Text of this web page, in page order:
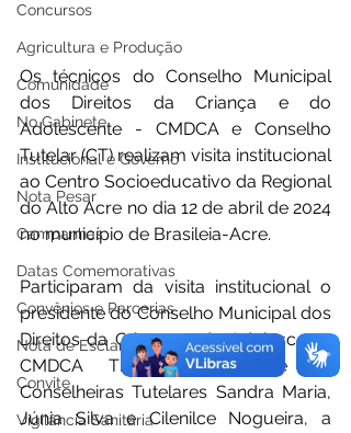
Concursos
Agricultura e Produção
Comunidade
No Gabinete
Institucional e Governo
Nota Pesar
Campanhas
Datas Comemorativas
Convênios e Parcerias
Nota de Esclarecimento
Convite
Vigilância Sanitária
Os técnicos do Conselho Municipal
dos Direitos da Criança e do
Adolescente - CMDCA e Conselho
Tutelar (CT) realizam visita institucional
ao Centro Socioeducativo da Regional
do Alto Acre no dia 12 de abril de 2024
no município de Brasileia-Acre.
Participaram da visita institucional o
presidente do Conselho Municipal dos
Direitos da Criança e do Adolescente
CMDCA Thiago Fabricio e as
Conselheiras Tutelares Sandra Maria,
Júnia Silva e Cilenilce Nogueira, a